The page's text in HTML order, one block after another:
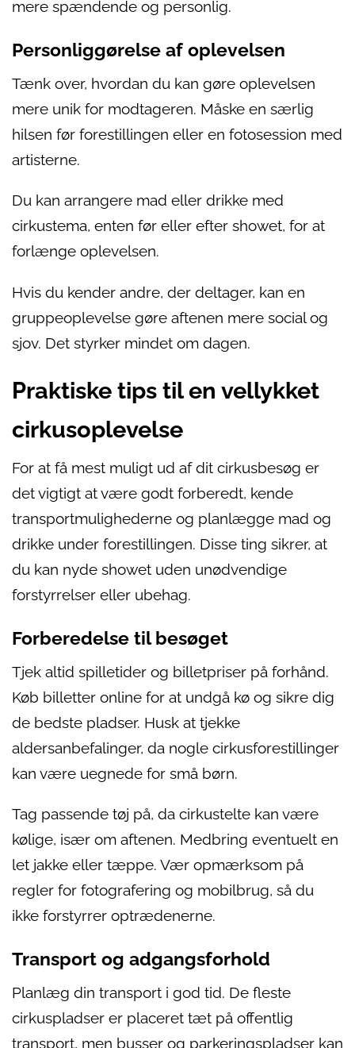
mere spændende og personlig.
Personliggørelse af oplevelsen
Tænk over, hvordan du kan gøre oplevelsen
mere unik for modtageren. Måske en særlig
hilsen før forestillingen eller en fotosession med
artisterne.
Du kan arrangere mad eller drikke med
cirkustema, enten før eller efter showet, for at
forlænge oplevelsen.
Hvis du kender andre, der deltager, kan en
gruppeoplevelse gøre aftenen mere social og
sjov. Det styrker mindet om dagen.
Praktiske tips til en vellykket
cirkusoplevelse
For at få mest muligt ud af dit cirkusbesøg er
det vigtigt at være godt forberedt, kende
transportmulighederne og planlægge mad og
drikke under forestillingen. Disse ting sikrer, at
du kan nyde showet uden unødvendige
forstyrrelser eller ubehag.
Forberedelse til besøget
Tjek altid spilletider og billetpriser på forhånd.
Køb billetter online for at undgå kø og sikre dig
de bedste pladser. Husk at tjekke
aldersanbefalinger, da nogle cirkusforestillinger
kan være uegnede for små børn.
Tag passende tøj på, da cirkustelte kan være
kølige, især om aftenen. Medbring eventuelt en
let jakke eller tæppe. Vær opmærksom på
regler for fotografering og mobilbrug, så du
ikke forstyrrer optrædenerne.
Transport og adgangsforhold
Planlæg din transport i god tid. De fleste
cirkuspladser er placeret tæt på offentlig
transport, men busser og parkeringspladser kan